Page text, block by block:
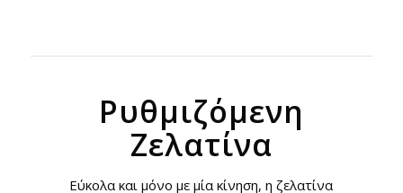
Ρυθμιζόμενη
Ζελατίνα
Εύκολα και μόνο με μία κίνηση, η ζελατίνα